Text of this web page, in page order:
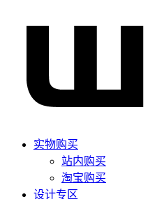
实物购买
站内购买
淘宝购买
设计专区